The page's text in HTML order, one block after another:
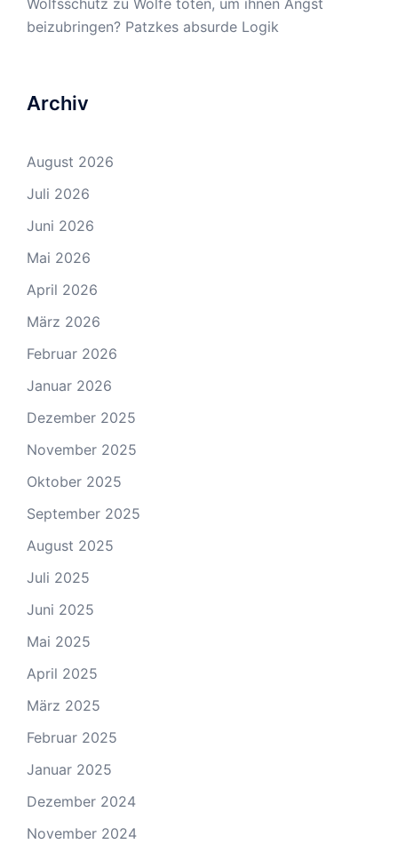
beizubringen? Patzkes absurde Logik
Archiv
August 2026
Juli 2026
Juni 2026
Mai 2026
April 2026
März 2026
Februar 2026
Januar 2026
Dezember 2025
November 2025
Oktober 2025
September 2025
August 2025
Juli 2025
Juni 2025
Mai 2025
April 2025
März 2025
Februar 2025
Januar 2025
Dezember 2024
November 2024